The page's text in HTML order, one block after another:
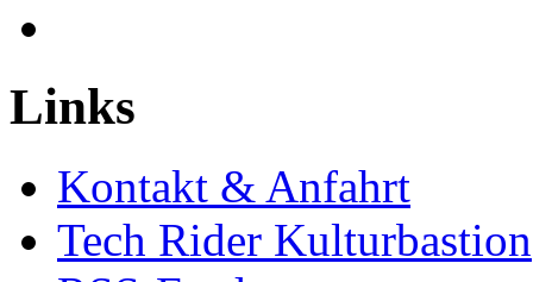
Links
Kontakt & Anfahrt
Tech Rider Kulturbastion